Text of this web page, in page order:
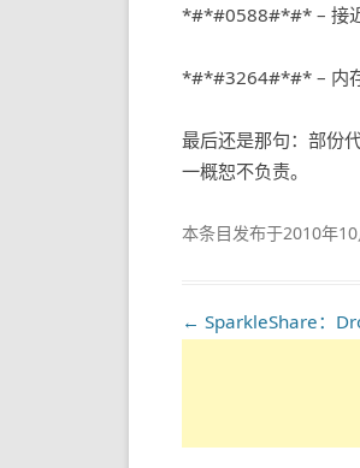
*#*#0588#*#* – 接
*#*#3264#*#* – 内
最后还是那句：部份
一概恕不负责。
本条目发布于2010年
文
← SparkleShare：